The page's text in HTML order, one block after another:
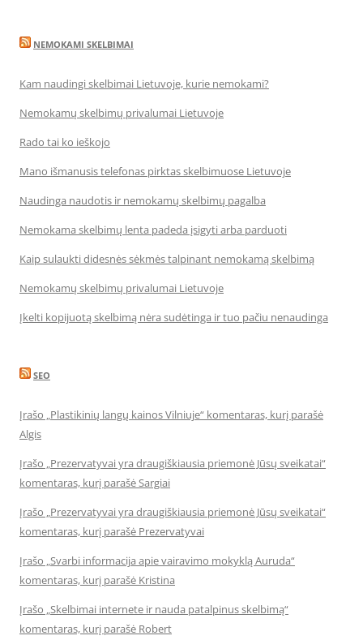
NEMOKAMI SKELBIMAI
Kam naudingi skelbimai Lietuvoje, kurie nemokami?
Nemokamų skelbimų privalumai Lietuvoje
Rado tai ko ieškojo
Mano išmanusis telefonas pirktas skelbimuose Lietuvoje
Naudinga naudotis ir nemokamų skelbimų pagalba
Nemokama skelbimų lenta padeda įsigyti arba parduoti
Kaip sulaukti didesnės sėkmės talpinant nemokamą skelbimą
Nemokamų skelbimų privalumai Lietuvoje
Įkelti kopijuotą skelbimą nėra sudėtinga ir tuo pačiu nenaudinga
SEO
Įrašo „Plastikinių langų kainos Vilniuje“ komentaras, kurį parašė
Algis
Įrašo „Prezervatyvai yra draugiškiausia priemonė Jūsų sveikatai“
komentaras, kurį parašė Sargiai
Įrašo „Prezervatyvai yra draugiškiausia priemonė Jūsų sveikatai“
komentaras, kurį parašė Prezervatyvai
Įrašo „Svarbi informacija apie vairavimo mokyklą Auruda“
komentaras, kurį parašė Kristina
Įrašo „Skelbimai internete ir nauda patalpinus skelbimą“
komentaras, kurį parašė Robert